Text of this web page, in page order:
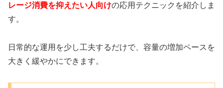
レージ消費を抑えたい人向けの応用テクニックを紹介しま
す。
日常的な運用を少し工夫するだけで、容量の増加ペースを
大きく緩やかにできます。